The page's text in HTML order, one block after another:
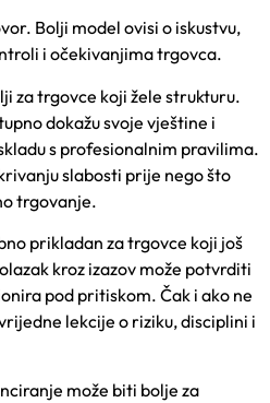
Bolji model ovisi o iskustvu,
i očekivanjima trgovca.
za trgovce koji žele strukturu.
dokažu svoje vještine i
s profesionalnim pravilima.
slabosti prije nego što
trgovanje.
prikladan za trgovce koji još
kroz izazov može potvrditi
pod pritiskom. Čak i ako ne
lekcije o riziku, disciplini i
može biti bolje za